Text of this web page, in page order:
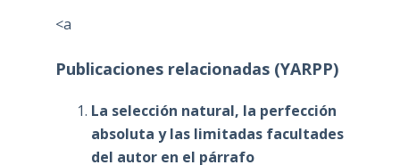
<a
Publicaciones relacionadas (YARPP)
La selección natural, la perfección
absoluta y las limitadas facultades
del autor en el párrafo